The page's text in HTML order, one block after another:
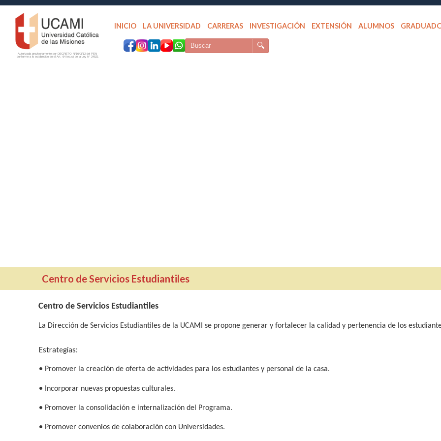
Autorizada provisoriamente por DECRETO N°1643/12 del PEN
conforme a lo establecido en el Art. 64 Inc.c) de la Ley N° 24521
INICIO LA UNIVERSIDAD CARRERAS INVESTIGACIÓN EXTENSIÓN ALUMNOS
🔍
Centro de Servicios Estudiantiles
Centro de Servicios Estudiantiles
La Dirección de Servicios Estudiantiles de la UCAMI se propone generar y fortalecer la calidad y pertenencia de los
Estrategias:
• Promover la creación de oferta de actividades para los estudiantes y personal de la casa.
• Incorporar nuevas propuestas culturales.
• Promover la consolidación e internalización del Programa.
• Promover convenios de colaboración con Universidades.